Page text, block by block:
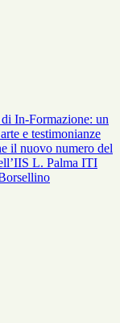
In-Formazione: un
e testimonianze
il nuovo numero del
L. Palma ITI